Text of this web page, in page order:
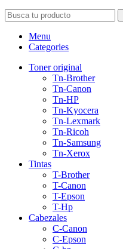
Menu
Categories
Toner original
Tn-Brother
Tn-Canon
Tn-HP
Tn-Kyocera
Tn-Lexmark
Tn-Ricoh
Tn-Samsung
Tn-Xerox
Tintas
T-Brother
T-Canon
T-Epson
T-Hp
Cabezales
C-Canon
C-Epson